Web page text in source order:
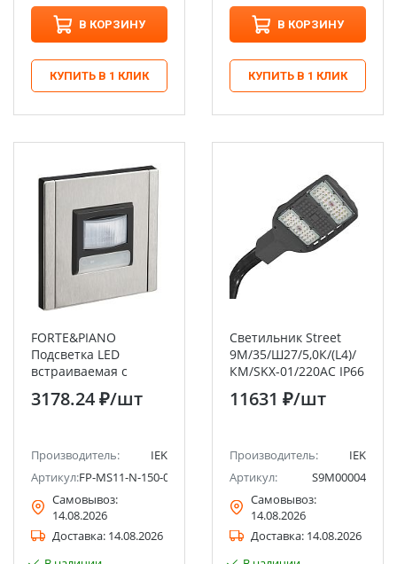
В КОРЗИНУ
КУПИТЬ В 1 КЛИК
В КОРЗИНУ
КУПИТЬ В 1 КЛИК
FORTE&PIANO
Подсветка LED
встраиваемая с
датчиком движения
FP756M металл
3178.24 ₽/шт
Производитель:
IEK
Артикул:FP-MS11-N-150-05-M-K50
Самовывоз:
14.08.2026
Доставка: 14.08.2026
Светильник Street
9M/35/Ш27/5,0К/(L4)/
КМ/SKX-01/220AC IP66
RAL7015 LEDEL
11631 ₽/шт
Производитель:
IEK
Артикул:
S9M00004
Самовывоз:
14.08.2026
Доставка: 14.08.2026